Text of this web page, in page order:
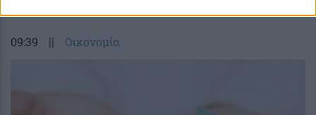
09:39 || Οικονομία